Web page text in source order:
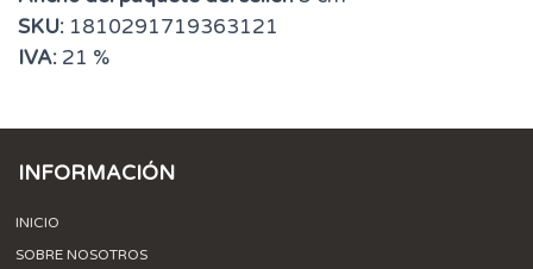
SKU: 1810291719363121
IVA: 21 %
INFORMACIÓN
INICIO
SOBRE NOSOTROS